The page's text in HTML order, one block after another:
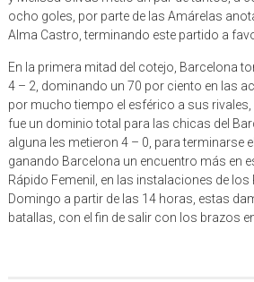
ocho goles, por parte de las Amárelas
Alma Castro, terminando este partido a
En la primera mitad del cotejo, Barcelona
4 – 2, dominando un 70 por ciento en las
por mucho tiempo el esférico a sus rivales,
fue un dominio total para las chicas del
alguna les metieron 4 – 0, para terminarse
ganando Barcelona un encuentro más en
Rápido Femenil, en las instalaciones de los
Domingo a partir de las 14 horas, estas
batallas, con el fin de salir con los brazos